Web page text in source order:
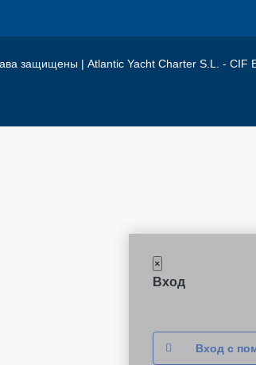
защищены | Atlantic Yacht Charter S.L. - CIF
×
Вход
Вход с